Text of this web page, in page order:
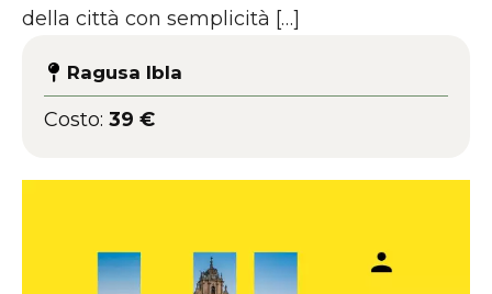
della città con semplicità […]
Ragusa Ibla
Costo: 39 €